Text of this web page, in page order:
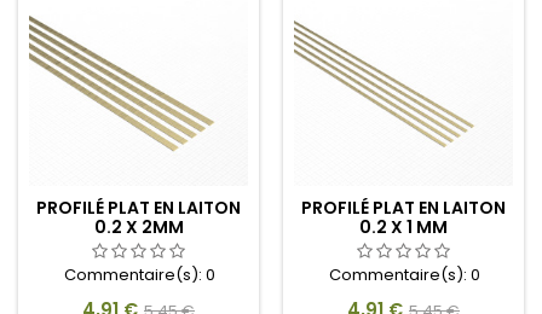
PROFILÉ PLAT EN LAITON
0.2 X 2MM
Commentaire(s): 0
Prix Prix
PROFILÉ PLAT EN LAITON
0.2 X 1 MM
Commentaire(s): 0
Prix Prix